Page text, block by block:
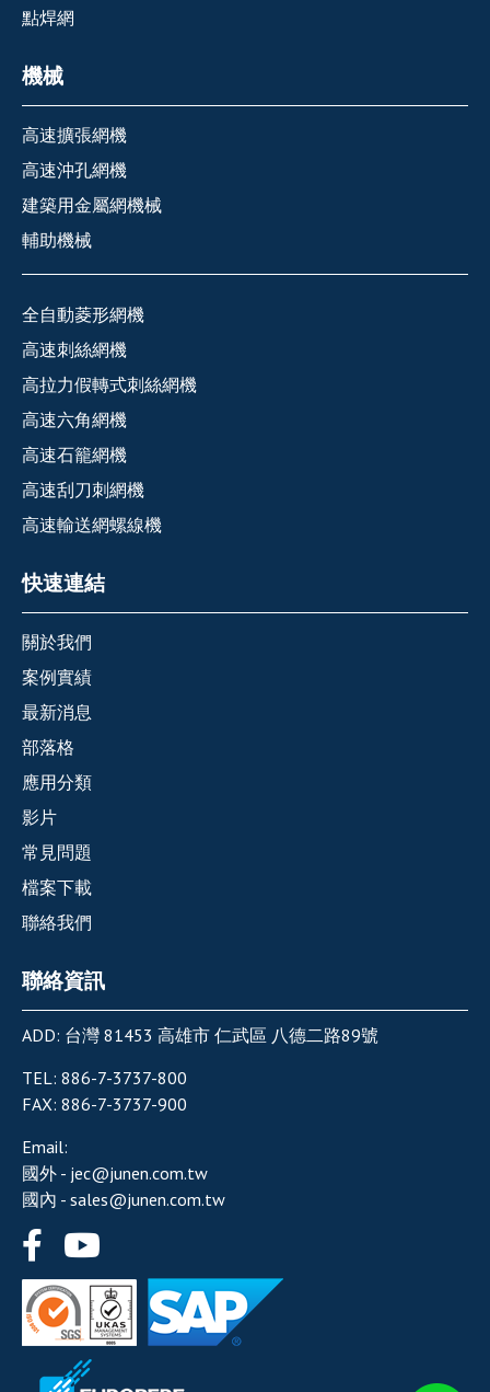
點焊網
機械
高速擴張網機
高速沖孔網機
建築用金屬網機械
輔助機械
全自動菱形網機
高速刺絲網機
高拉力假轉式刺絲網機
高速六角網機
高速石籠網機
高速刮刀刺網機
高速輸送網螺線機
快速連結
關於我們
案例實績
最新消息
部落格
應用分類
影片
常見問題
檔案下載
聯絡我們
聯絡資訊
ADD: 台灣 81453 高雄市 仁武區 八德二路89號
TEL: 886-7-3737-800
FAX: 886-7-3737-900
Email:
國外 - jec@junen.com.tw
國內 - sales@junen.com.tw